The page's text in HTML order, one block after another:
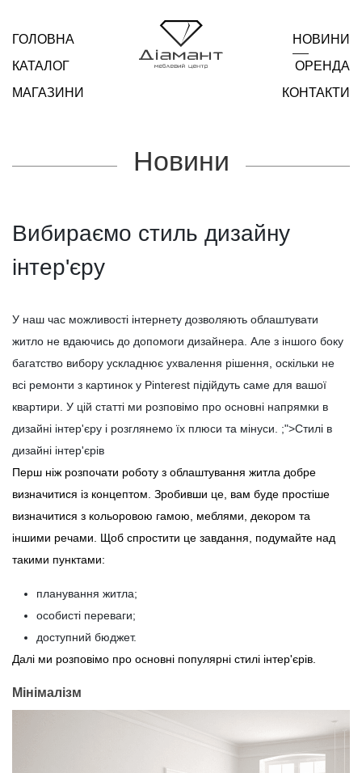
ГОЛОВНА
КАТАЛОГ
МАГАЗИНИ
НОВИНИ
ОРЕНДА
КОНТАКТИ
Новини
Вибираємо стиль дизайну
інтер'єру
У наш час можливості інтернету дозволяють облаштувати
житло не вдаючись до допомоги дизайнера. Але з іншого боку
багатство вибору ускладнює ухвалення рішення, оскільки не
всі ремонти з картинок у Pinterest підійдуть саме для вашої
квартири. У цій статті ми розповімо про основні напрямки в
дизайні інтер'єру і розглянемо їх плюси та мінуси. ;">Стилі в
дизайні інтер'єрів
Перш ніж розпочати роботу з облаштування житла добре
визначитися із концептом. Зробивши це, вам буде простіше
визначитися з кольоровою гамою, меблями, декором та
іншими речами. Щоб спростити це завдання, подумайте над
такими пунктами:
планування житла;
особисті переваги;
доступний бюджет.
Далі ми розповімо про основні популярні стилі інтер'єрів.
Мінімалізм